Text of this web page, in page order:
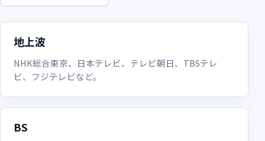
地上波
NHK総合東京、日本テレビ、テレビ朝日、TBSテレ
ビ、フジテレビなど。
BS